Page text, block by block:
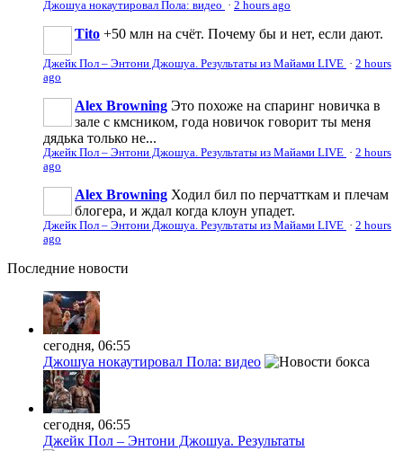
Джошуа нокаутировал Пола: видео · 2 hours ago
Tito +50 млн на счёт. Почему бы и нет, если дают.
Джейк Пол – Энтони Джошуа. Результаты из Майами LIVE · 2 hours
ago
Alex Browning Это похоже на спаринг новичка в
зале с кмсником, года новичок говорит ты меня
дядька только не...
Джейк Пол – Энтони Джошуа. Результаты из Майами LIVE · 2 hours
ago
Alex Browning Ходил бил по перчатткам и плечам
блогера, и ждал когда клоун упадет.
Джейк Пол – Энтони Джошуа. Результаты из Майами LIVE · 2 hours
ago
Последние новости
сегодня, 06:55
Джошуа нокаутировал Пола: видео
сегодня, 06:55
Джейк Пол – Энтони Джошуа. Результаты